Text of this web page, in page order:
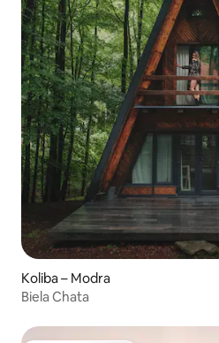
Koliba – Modra
Biela Chata